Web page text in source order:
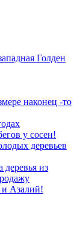
Голден
наконец -то
у сосен!
деревьев
из
и Азалий!